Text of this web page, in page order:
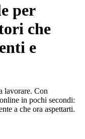
per
che
e
lavorare. Con
in pochi secondi:
a che ora aspettarti.